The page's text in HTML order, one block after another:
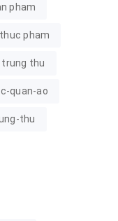
pham
pham
thu
quan-ao
thu